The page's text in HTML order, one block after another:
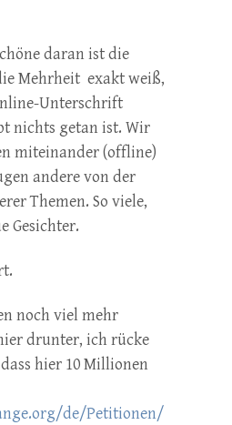
daran ist die
Mehrheit exakt weiß,
Unterschrift
nichts getan ist. Wir
miteinander (offline)
andere von der
Themen. So viele,
Gesichter.
noch viel mehr
drunter, ich rücke
hier 10 Millionen
de/Petitionen/